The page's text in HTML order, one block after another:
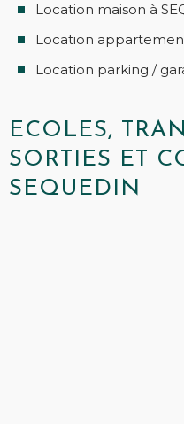
Location maison à
Location
Location parking /
ECOLES,
SORTIES ET
SEQUEDIN